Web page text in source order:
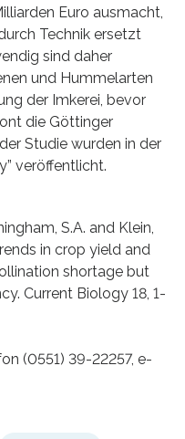
Euro ausmacht,
Technik ersetzt
sind daher
und Hummelarten
der Imkerei, bevor
die Göttinger
Studie wurden in der
veröffentlicht.
S.A. and Klein,
in crop yield and
shortage but
Current Biology 18, 1-
(0551) 39-22257, e-